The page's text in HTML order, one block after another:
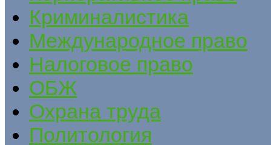
Криминалистика
Международное право
Налоговое право
ОБЖ
Охрана труда
Политология